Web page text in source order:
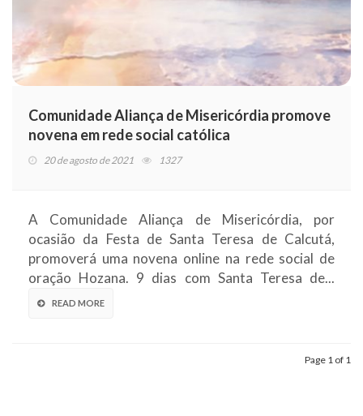
Comunidade Aliança de Misericórdia promove
novena em rede social católica
20 de agosto de 2021 1327
A Comunidade Aliança de Misericórdia, por
ocasião da Festa de Santa Teresa de Calcutá,
promoverá uma novena online na rede social de
oração Hozana. 9 dias com Santa Teresa de...
READ MORE
Page 1 of 1